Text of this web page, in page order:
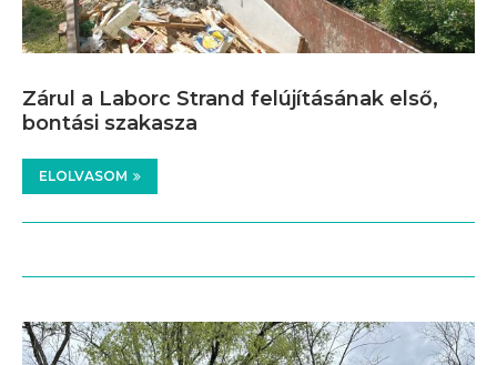
Zárul a Laborc Strand felújításának első,
bontási szakasza
ELOLVASOM